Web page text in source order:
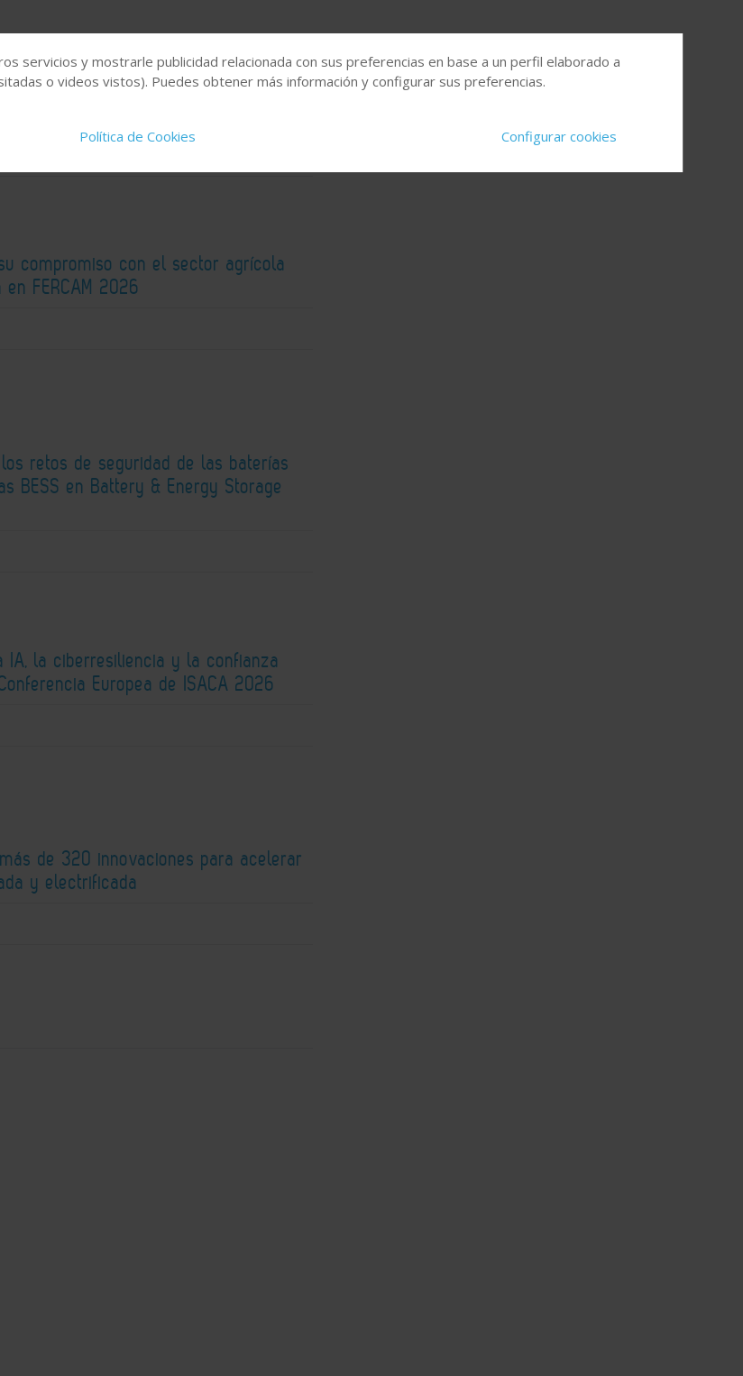
industriales Innovación
Sector químico
compromiso con el sector agrícola
FERCAM 2026
los retos de seguridad de las baterías
BESS en Battery & Energy Storage
IA, la ciberresiliencia y la confianza
Europea de ISACA 2026
de 320 innovaciones para acelerar
y electrificada
servicios y mostrarle publicidad relacionada con sus preferencias en base a un perfil elaborado a
o videos vistos). Puedes obtener más información y configurar sus preferencias.
Política de Cookies Configurar cookies